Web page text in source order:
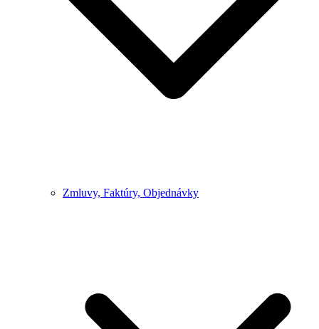
Zmluvy, Faktúry, Objednávky